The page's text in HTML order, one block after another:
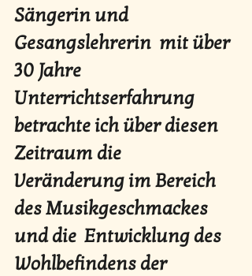
Sängerin und
Gesangslehrerin  mit über
30 Jahre
Unterrichtserfahrung
betrachte ich über diesen
Zeitraum die
Veränderung im Bereich
des Musikgeschmackes
und die  Entwicklung des
Wohlbefindens der